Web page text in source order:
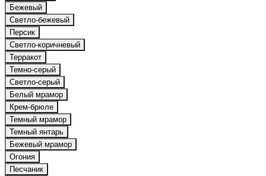
Бежевый
Светло-бежевый
Персик
Светло-коричневый
Терракот
Темно-серый
Светло-серый
Белый мрамор
Крем-брюле
Темный мрамор
Темный янтарь
Бежевый мрамор
Огония
Песчаник